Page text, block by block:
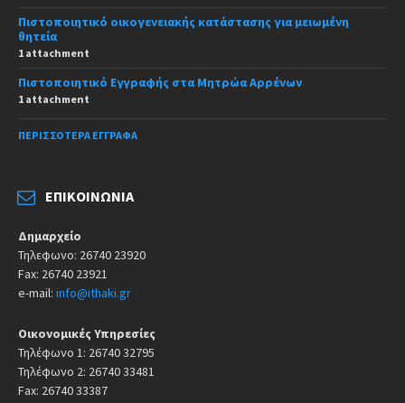
Πιστοποιητικό οικογενειακής κατάστασης για μειωμένη
θητεία
1 attachment
Πιστοποιητικό Εγγραφής στα Μητρώα Αρρένων
1 attachment
ΠΕΡΙΣΣΌΤΕΡΑ ΈΓΓΡΑΦΑ
ΕΠΙΚΟΙΝΩΝΊΑ
Δημαρχείο
Τηλεφωνο: 26740 23920
Fax: 26740 23921
e-mail: info@ithaki.gr
Οικονομικές Υπηρεσίες
Τηλέφωνο 1: 26740 32795
Τηλέφωνο 2: 26740 33481
Fax: 26740 33387